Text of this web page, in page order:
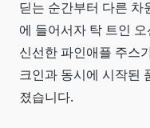
딛는 순간부터 다른 차
에 들어서자 탁 트인
신선한 파인애플 주스
크인과 동시에 시작된
졌습니다.